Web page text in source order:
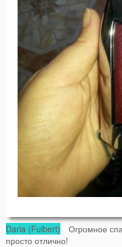
Daria (Fulbert) Огромное
просто отлично!